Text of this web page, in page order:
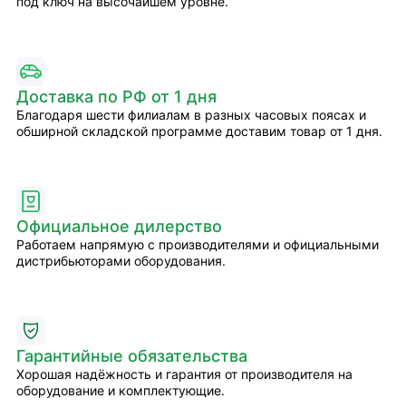
Доставка по РФ от 1 дня
Благодаря шести филиалам в разных часовых поясах и
обширной складской программе доставим товар от 1 дня.
Официальное дилерство
Работаем напрямую с производителями и официальными
дистрибьюторами оборудования.
Гарантийные обязательства
Хорошая надёжность и гарантия от производителя на
оборудование и комплектующие.